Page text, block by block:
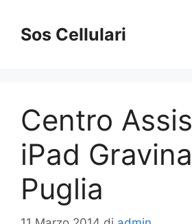
contenuto
Sos Cellulari
Centro
iPad
Puglia